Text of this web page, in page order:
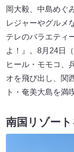
岡大毅、中島めぐ
レジャーやグルメ
テレのバラエティ
よ！』。8月24日
ヒール・モモコ、
オを飛び出し、関
ト・奄美大島を満
南国リゾート